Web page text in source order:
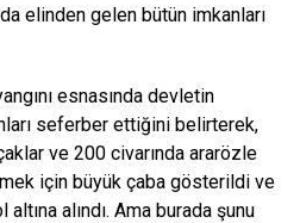
elinden gelen bütün imkanları
esnasında devletin
seferber ettiğini belirterek,
ve 200 civarında ararözle
için büyük çaba gösterildi ve
alındı. Ama burada şunu